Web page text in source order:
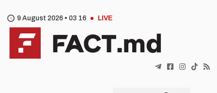
9 August 2026 • 03 16 LIVE